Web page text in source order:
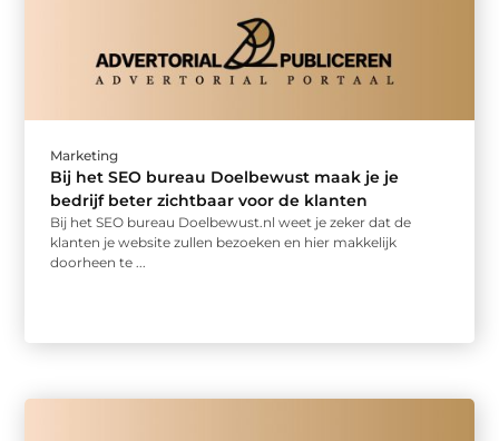
Marketing
Bij het SEO bureau Doelbewust maak je je
bedrijf beter zichtbaar voor de klanten
Bij het SEO bureau Doelbewust.nl weet je zeker dat de
klanten je website zullen bezoeken en hier makkelijk
doorheen te ...